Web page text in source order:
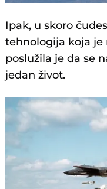
Ipak, u skoro
tehnologija koja je
poslužila je da se
jedan život.